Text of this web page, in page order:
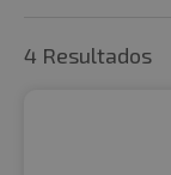
4 Resultados